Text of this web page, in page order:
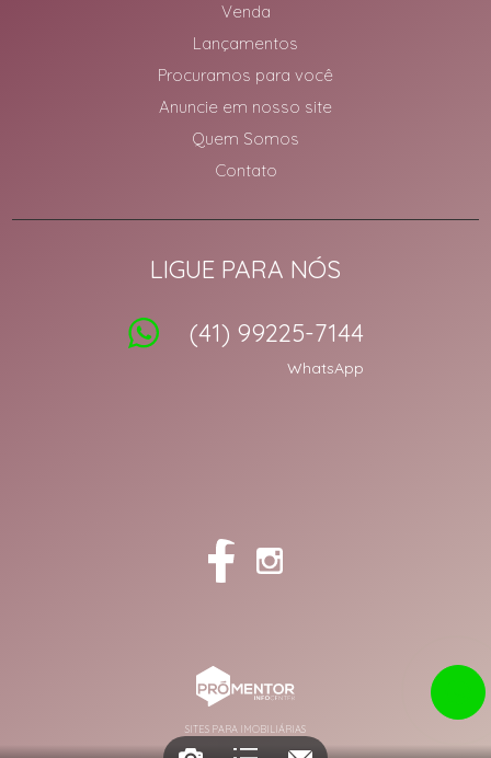
Venda
Lançamentos
Procuramos para você
Anuncie em nosso site
Quem Somos
Contato
LIGUE PARA NÓS
(41) 99225-7144
WhatsApp
SITES PARA IMOBILIÁRIAS